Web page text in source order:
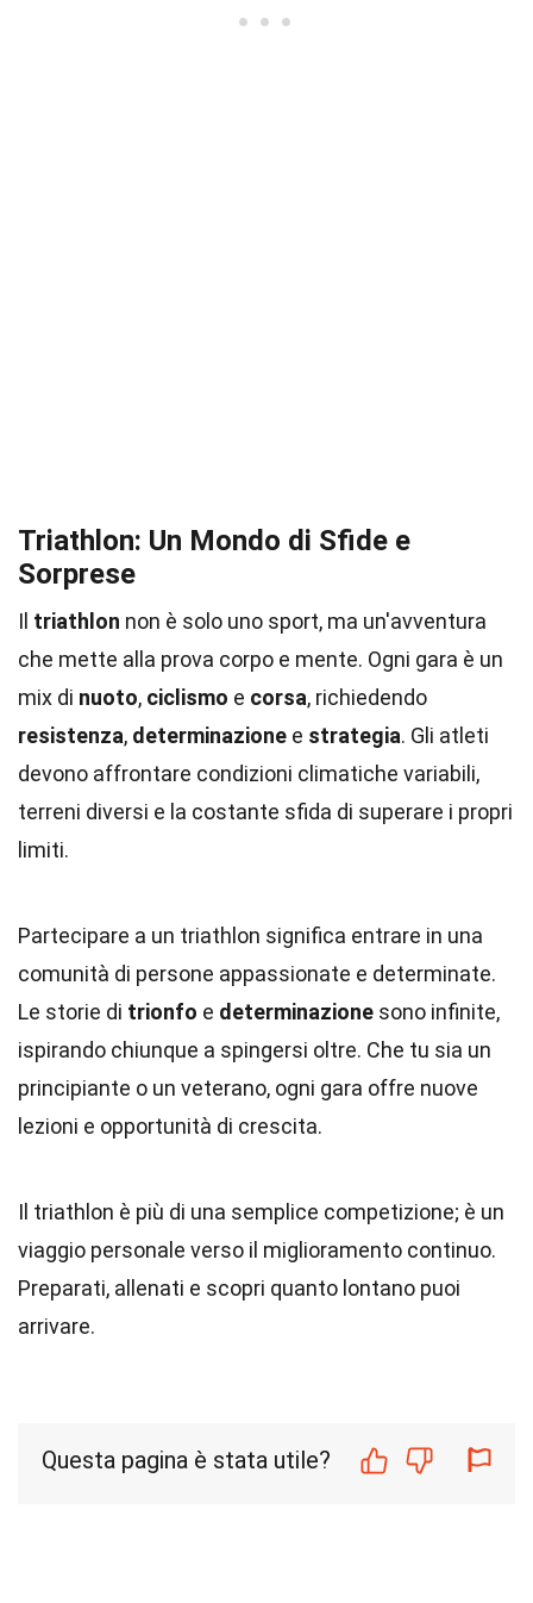
Triathlon: Un Mondo di Sfide e
Sorprese
Il triathlon non è solo uno sport, ma un'avventura
che mette alla prova corpo e mente. Ogni gara è un
mix di nuoto, ciclismo e corsa, richiedendo
resistenza, determinazione e strategia. Gli atleti
devono affrontare condizioni climatiche variabili,
terreni diversi e la costante sfida di superare i propri
limiti.
Partecipare a un triathlon significa entrare in una
comunità di persone appassionate e determinate.
Le storie di trionfo e determinazione sono infinite,
ispirando chiunque a spingersi oltre. Che tu sia un
principiante o un veterano, ogni gara offre nuove
lezioni e opportunità di crescita.
Il triathlon è più di una semplice competizione; è un
viaggio personale verso il miglioramento continuo.
Preparati, allenati e scopri quanto lontano puoi
arrivare.
Questa pagina è stata utile?